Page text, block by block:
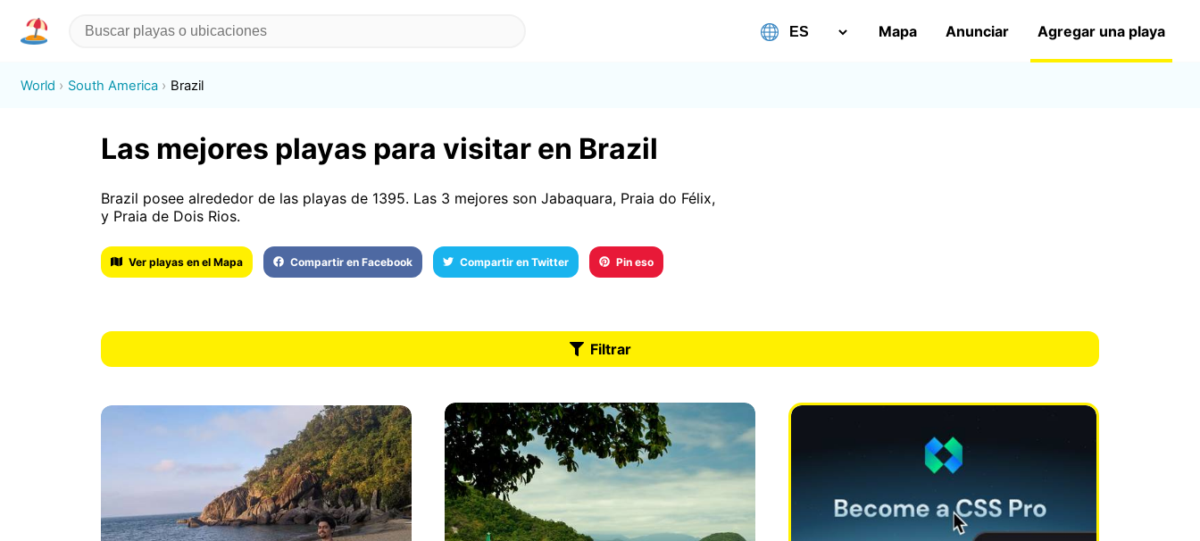
Mapa Anunciar Agregar una playa
World South America Brazil
Las mejores playas para visitar en Brazil
Brazil posee alrededor de las playas de 1395. Las 3 mejores son Jabaquara, Praia do Félix,
y Praia de Dois Rios.
Ver playas en el Mapa Compartir en Facebook Compartir en Twitter Pin eso
Filtrar